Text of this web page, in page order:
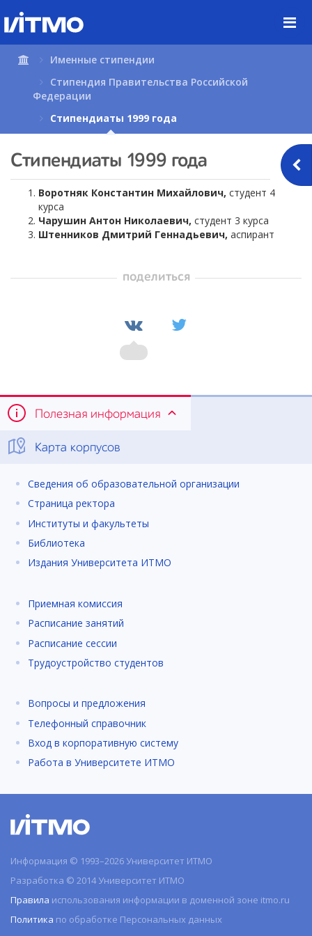
содержимому
страницы.
Именные стипендии
Стипендия Правительства Российской
Федерации
Стипендиаты 1999 года
Стипендиаты 1999 года
Воротняк Константин Михайлович, студент 4
курса
Чарушин Антон Николаевич, студент 3 курса
Штенников Дмитрий Геннадьевич, аспирант
поделиться
Полезная информация
Карта корпусов
Сведения об образовательной организации
Страница ректора
Институты и факультеты
Библиотека
Издания Университета ИТМО
Приемная комиссия
Расписание занятий
Расписание сессии
Трудоустройство студентов
Вопросы и предложения
Телефонный справочник
Вход в корпоративную систему
Работа в Университете ИТМО
Информация © 1993–2026 Университет ИТМО
Разработка © 2014 Университет ИТМО
Правила использования информации в доменной зоне itmo.ru
Политика по обработке Персональных данных